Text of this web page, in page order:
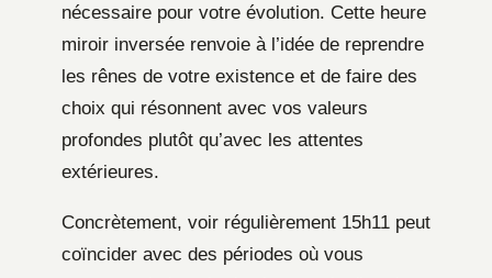
nécessaire pour votre évolution. Cette heure
miroir inversée renvoie à l’idée de reprendre
les rênes de votre existence et de faire des
choix qui résonnent avec vos valeurs
profondes plutôt qu’avec les attentes
extérieures.
Concrètement, voir régulièrement 15h11 peut
coïncider avec des périodes où vous